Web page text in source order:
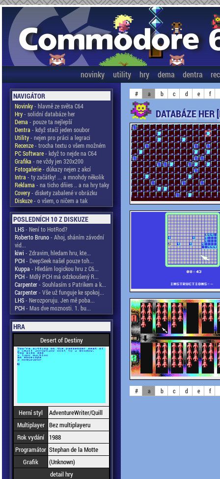
novinky utility hry dema dentra
NAVIGÁTOR
Novinky- hlavně ze světa C64
Hry- solidní databáze her
Dema - pouze ta nejlepší
Dentra - když stačí jeden soubor
Utility- nejen pro práci a legraci
Recenze- trocha textu o všem možném
PC Software- když to nejde na C64
Grafika - ne vždy jen 320x200
Fotogalerie- důkazy nejen z akcí
Intra - ty začátky! ... a mnohdy několik
Reklama - na ticho dňies .. a na hry taky
Covery- diskety zabalené v obrázku
Diskuze- o všem, o ničem a tak
POSLEDNÍCH 10 Z DISKUZE
LHS- Není to HotRod?
Roberto Bruno- Ahoj, sháním závodní
vid...
kiwi - Zdravim, hledam hru, kte...
PCH- DeepSeek našel pouze toh...
Kuppa - Hledám logickou hru z C6...
PCH- Mdlý PCH má odzkoušený R...
Carpenter- Souhlasím s Patrikem a k...
Carpenter- Vše už funguje ke spokoj...
LHS- Nerozporuju. Jen mě poba...
PCH- Mas dve moznosti. 1. bu...
HRA
Desert of Destiny
Herní styl
AdventureWriter/Quill
Multiplayer Bez multiplayeru
Rok vydání
1988
Programátor Stephan de la Motte
Grafik
(Unknown)
detail hry
# a b c d e f
DATABÁZE
# a b c d e f